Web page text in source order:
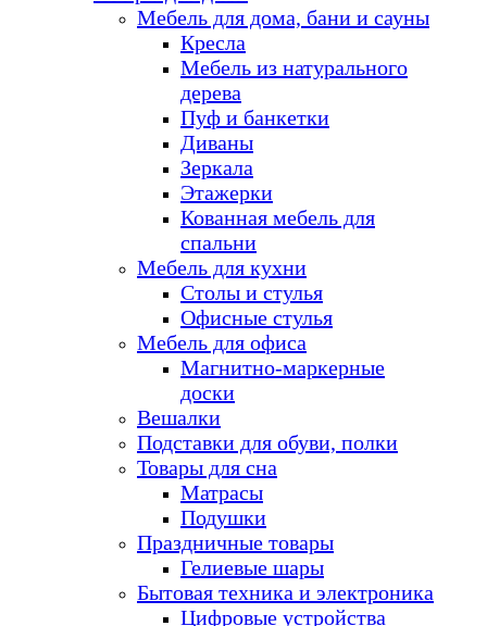
Мебель для дома, бани и сауны
Кресла
Мебель из натурального
дерева
Пуф и банкетки
Диваны
Зеркала
Этажерки
Кованная мебель для
спальни
Мебель для кухни
Столы и стулья
Офисные стулья
Мебель для офиса
Магнитно-маркерные
доски
Вешалки
Подставки для обуви, полки
Товары для сна
Матрасы
Подушки
Праздничные товары
Гелиевые шары
Бытовая техника и электроника
Цифровые устройства